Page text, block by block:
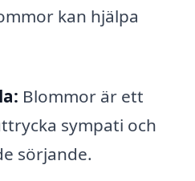
kan hjälpa
Blommor är ett
sympati och
sörjande.